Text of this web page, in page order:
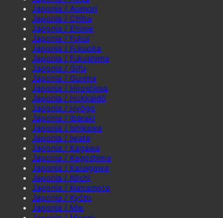
Japonia / Aomori
Japonia / Chiba
Japonia / Ehime
Japonia / Fukui
Japonia / Fukuoka
Japonia / Fukushima
Japonia / Gifu
Japonia / Gunma
Japonia / Hiroshima
Japonia / Hokkaidō
Japonia / Hyōgo
Japonia / Ibaraki
Japonia / Ishikawa
Japonia / Iwate
Japonia / Kagawa
Japonia / Kagoshima
Japonia / Kanagawa
Japonia / Kōchi
Japonia / Kumamoto
Japonia / Kyōto
Japonia / Mie